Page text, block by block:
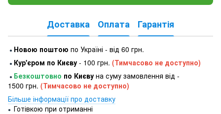
Доставка Оплата Гарантія
● Новою поштою по Україні - від 60 грн.
● Кур'єром по Києву - 100 грн. (Тимчасово не доступно)
● Безкоштовно по Києву на суму замовлення від -
1500 грн. (Тимчасово не доступно)
Більше інформації про доставку
● Готівкою при отриманні